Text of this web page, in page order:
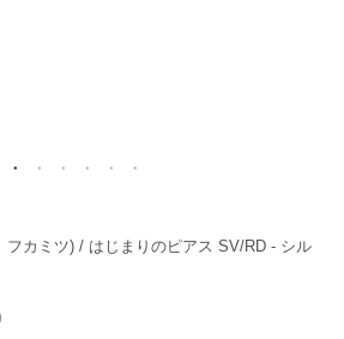
フカミツ) / はじまりのピアス SV/RD - シル